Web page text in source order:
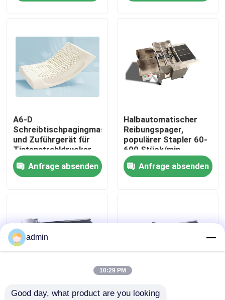
Videos
Werksbesichtigung
Qualitätskontrolle
Neuigkeiten
Bitte um ein Angebot
A6-D
Schreibtischpagingmaschine
und Zuführgerät für
Tintenstrahldrucker
und Lasermaschine
Anfrage absenden
Halbautomatischer
Reibungspager,
populärer Stapler 60-
600 Stück/min
Anfrage absenden
Rückwärtsrad-Typ Automatische
admin
10:29 PM
Good day, what product are you looking